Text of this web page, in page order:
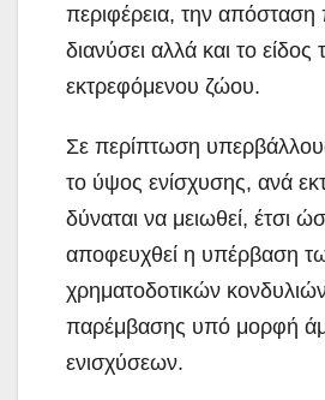
περιφέρεια, την
διανύσει αλλά και το είδος
εκτρεφόμενου ζώου.
Σε περίπτωση
το ύψος ενίσχυσης, ανά
δύναται να μειωθεί, έτσι
αποφευχθεί η υπέρβαση
χρηματοδοτικών
παρέμβασης υπό μορφή
ενισχύσεων.